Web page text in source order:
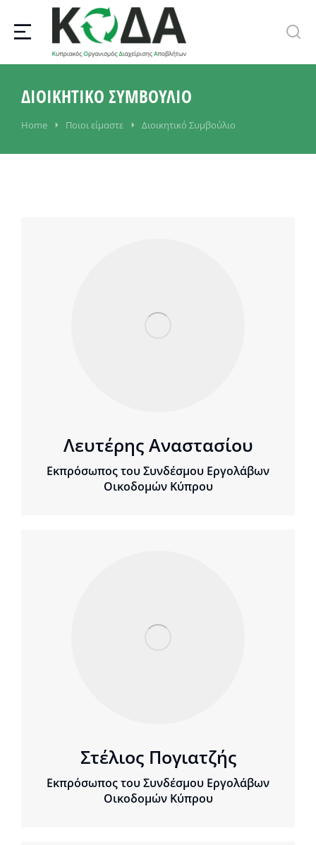
ΔΙΟΙΚΗΤΙΚΌ ΣΥΜΒΟΎΛΙΟ
You are here:
Home Ποιοι είμαστε Διοικητικό Συμβούλιο
Λευτέρης Αναστασίου
Εκπρόσωπος του Συνδέσμου Εργολάβων
Οικοδομών Κύπρου
Στέλιος Πογιατζής
Εκπρόσωπος του Συνδέσμου Εργολάβων
Οικοδομών Κύπρου